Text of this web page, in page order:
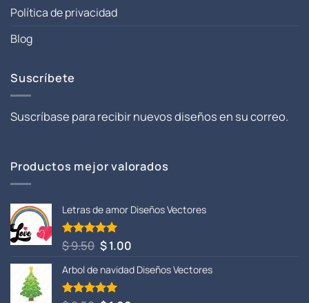
Política de privacidad
Blog
Suscríbete
Suscríbase para recibir nuevos diseños en su correo.
Productos mejor valorados
Letras de amor Diseños Vectores
Valorado
con
de 5
$9.50 El
original
era:
$1.00El
actual
Arbol de navidad Diseños Vectores